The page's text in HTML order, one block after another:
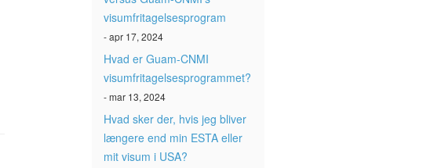
visumfritagelsesprogram
- apr 17, 2024
Hvad er Guam-CNMI
visumfritagelsesprogrammet?
- mar 13, 2024
Hvad sker der, hvis jeg bliver
længere end min ESTA eller
mit visum i USA?